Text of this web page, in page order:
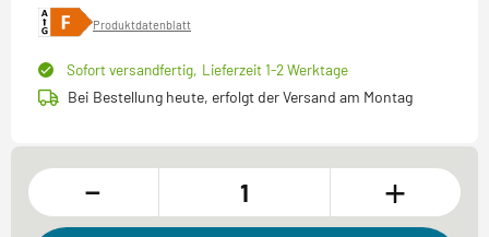
Produktdatenblatt
Sofort versandfertig, Lieferzeit 1-2 Werktage
Bei Bestellung heute, erfolgt der Versand am Montag
- +